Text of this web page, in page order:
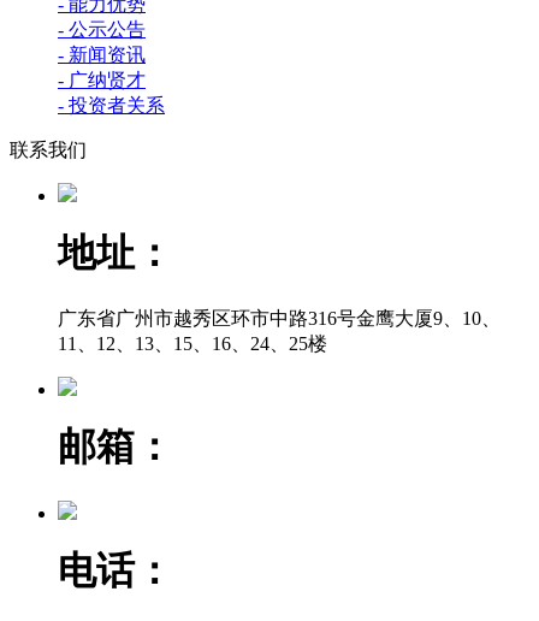
- 公示公告
- 新闻资讯
- 广纳贤才
- 投资者关系
联系我们
地址：
广东省广州市越秀区环市中路316号金鹰大厦9、10、
11、12、13、15、16、24、25楼
邮箱：
电话：